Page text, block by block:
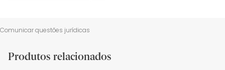
Comunicar questões jurídicas
Produtos relacionados